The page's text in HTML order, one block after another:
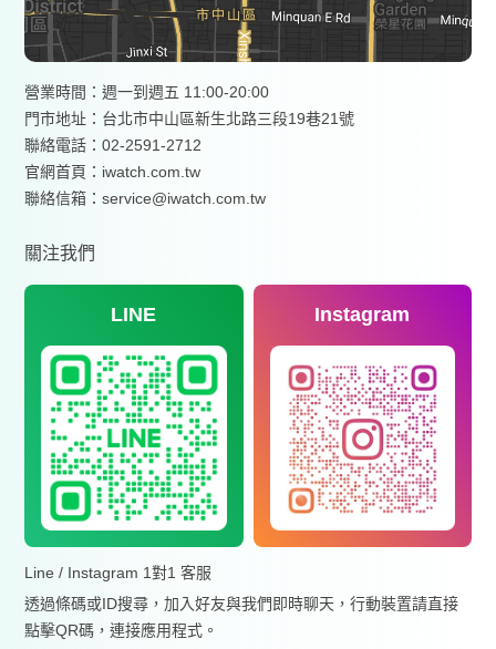
營業時間：週一到週五 11:00-20:00
門市地址：台北市中山區新生北路三段19巷21號
聯絡電話：02-2591-2712
官網首頁： iwatch.com.tw
聯絡信箱：service@iwatch.com.tw
關注我們
LINE Instagram
Line / Instagram 1對1 客服
透過條碼或ID搜尋，加入好友與我們即時聊天，行動裝置請直接
點擊QR碼，連接應用程式。